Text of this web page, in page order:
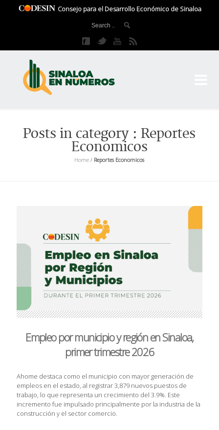
Consejo para el Desarrollo Económico de Sinaloa
Posts in category : Reportes
Economicos
Home / Reportes Economicos
Empleo por municipio y región en Sinaloa,
primer trimestre 2026
Ahome destaca como el municipio con mayor generación de
empleos en el estado, al registrar 3,879 nuevos puestos de
trabajo, lo que representa un crecimiento del 3.9%. Este
incremento fue impulsado principalmente por la industria de la
construcción y el sector comercio.